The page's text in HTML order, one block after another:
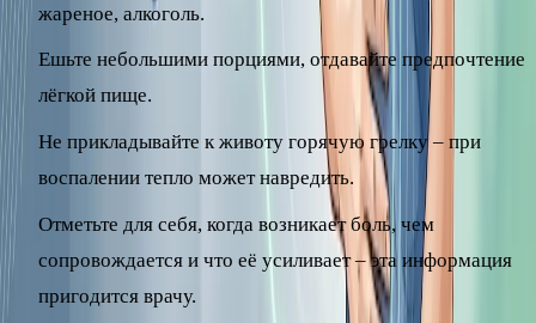
жареное, алкоголь.
Ешьте небольшими порциями, отдавайте предпочтение
лёгкой пище.
Не прикладывайте к животу горячую грелку – при
воспалении тепло может навредить.
Отметьте для себя, когда возникает боль, чем
сопровождается и что её усиливает – эта информация
пригодится врачу.